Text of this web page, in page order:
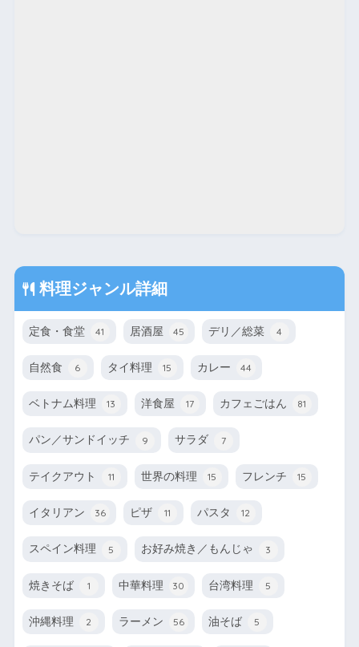
料理ジャンル詳細
定食・食堂 41 居酒屋 45 デリ／総菜 4
自然食 6 タイ料理 15 カレー 44
ベトナム料理 13 洋食屋 17 カフェごはん 81
パン／サンドイッチ 9 サラダ 7
テイクアウト 11 世界の料理 15 フレンチ 15
イタリアン 36 ピザ 11 パスタ 12
スペイン料理 5 お好み焼き／もんじゃ 3
焼きそば 1 中華料理 30 台湾料理 5
沖縄料理 2 ラーメン 56 油そば 5